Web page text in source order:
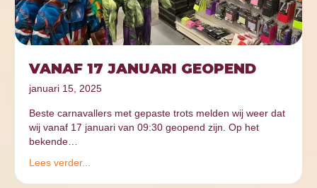
VANAF 17 JANUARI GEOPEND
januari 15, 2025
Beste carnavallers met gepaste trots melden wij weer dat
wij vanaf 17 januari van 09:30 geopend zijn. Op het
bekende…
Lees verder...